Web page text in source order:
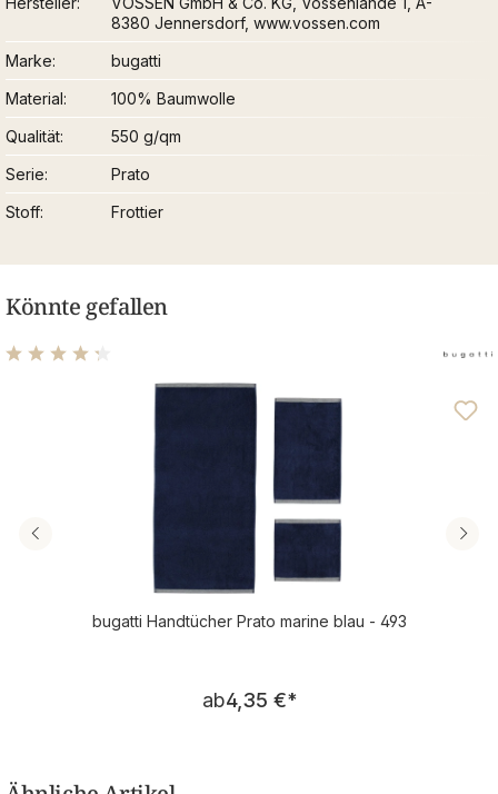
8380 Jennersdorf, www.vossen.com
Marke
bugatti
Material
100% Baumwolle
Qualität
550 g/qm
Serie
Prato
Stoff
Frottier
Könnte gefallen
Durchschnittliche Bewertung von 4.31 von 5 Sternen
bugatti Handtücher Prato marine blau - 493
Regulärer Preis:
ab4,35 €*